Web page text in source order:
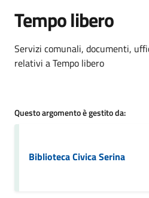
Tempo libero
Dettagli della
Servizi comunali, documenti,
relativi a Tempo libero
Questo argomento è gestito da:
Biblioteca Civica Serina